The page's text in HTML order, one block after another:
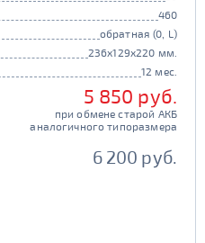
460
обратная (0, L)
236x129x220 мм.
12 мес.
5 850 руб.
при обмене старой АКБ
аналогичного типоразмера
6 200 руб.